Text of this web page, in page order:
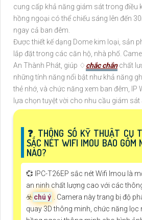
cung cấp khả năng giám sát trong điều
hồng ngoại có thể chiếu sáng lên đến
ngay cả ban đêm.
Được thiết kế dạng Dome kim loại, sản
lắp đặt trong các căn hộ, nhà phố.
An Thành Phát, giúp ♢ chắc chắnchất
những tính năng nổi bật như khả năng
thẻ nhớ, và chức năng xem ban đêm, IP
lựa chọn tuyệt vời cho nhu cầu giám sát
️❓ THÔNG SỐ KỸ THUẬT CỤ
SẮC NÉT WIFI IMOU BAO GỒM
NÀO?
💞 IPC-T26EP sắc nét Wifi Imou là
an ninh chất lượng cao với các
☣️ chú ý
. Camera này trang bị độ
quay 3D thông minh, chức năng lọc